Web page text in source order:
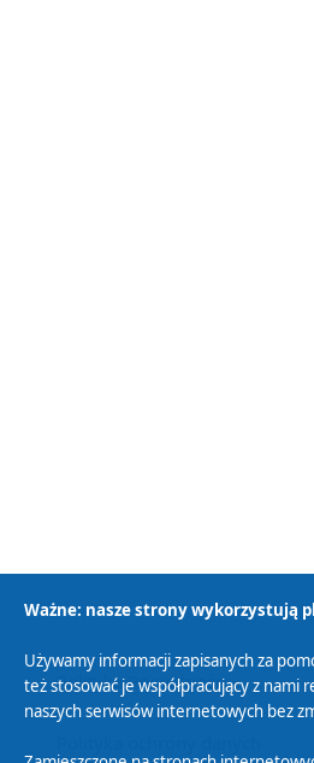
Polityka Prywatności
Ważne: nasze strony wykorzystują
Używamy informacji zapisanych za
też stosować je współpracujący z
naszych serwisów internetowych bez